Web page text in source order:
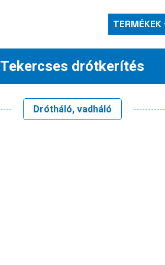
TERMÉKEK
Tekercses drótkerítés
Drótháló, vadháló